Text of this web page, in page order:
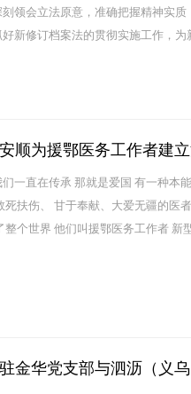
领会立法原意，准确把握精神实质
新修订档案法的贯彻实施工作，
顺为援鄂医务工作者建
一直在传承 那就是爱国 有一种本
死扶伤、 甘于奉献、大爱无疆的医
整个世界 他们叫援鄂医务工作者 新
金华党支部与泗沥（义